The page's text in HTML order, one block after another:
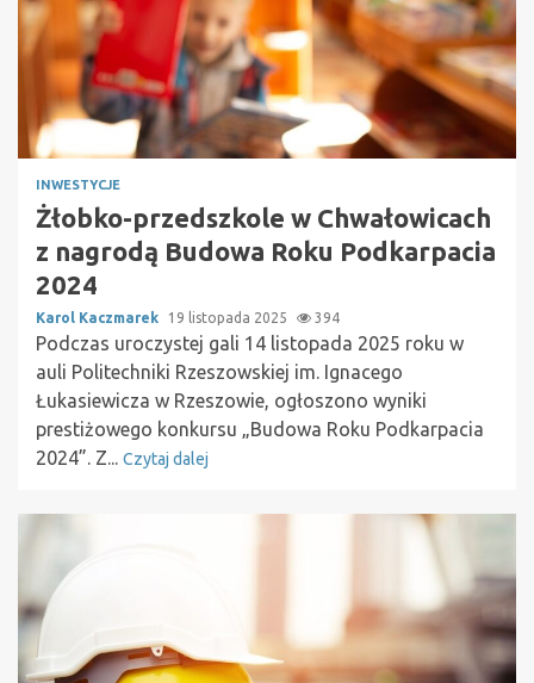
INWESTYCJE
Żłobko-przedszkole w Chwałowicach
z nagrodą Budowa Roku Podkarpacia
2024
Karol Kaczmarek 19 listopada 2025 394
Podczas uroczystej gali 14 listopada 2025 roku w
auli Politechniki Rzeszowskiej im. Ignacego
Łukasiewicza w Rzeszowie, ogłoszono wyniki
prestiżowego konkursu „Budowa Roku Podkarpacia
2024”. Z... Czytaj dalej